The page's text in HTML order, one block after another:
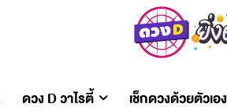
ดวง D วาไรตี้ เช็กดวงด้วยตัวเอง